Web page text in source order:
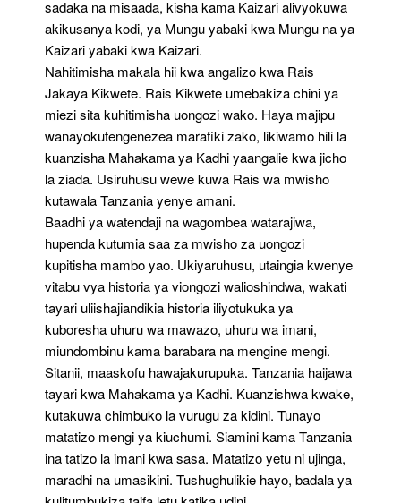
sadaka na misaada, kisha kama Kaizari alivyokuwa
akikusanya kodi, ya Mungu yabaki kwa Mungu na ya
Kaizari yabaki kwa Kaizari.
Nahitimisha makala hii kwa angalizo kwa Rais
Jakaya Kikwete. Rais Kikwete umebakiza chini ya
miezi sita kuhitimisha uongozi wako. Haya majipu
wanayokutengenezea marafiki zako, likiwamo hili la
kuanzisha Mahakama ya Kadhi yaangalie kwa jicho
la ziada. Usiruhusu wewe kuwa Rais wa mwisho
kutawala Tanzania yenye amani.
Baadhi ya watendaji na wagombea watarajiwa,
hupenda kutumia saa za mwisho za uongozi
kupitisha mambo yao. Ukiyaruhusu, utaingia kwenye
vitabu vya historia ya viongozi walioshindwa, wakati
tayari uliishajiandikia historia iliyotukuka ya
kuboresha uhuru wa mawazo, uhuru wa imani,
miundombinu kama barabara na mengine mengi.
Sitanii, maaskofu hawajakurupuka. Tanzania haijawa
tayari kwa Mahakama ya Kadhi. Kuanzishwa kwake,
kutakuwa chimbuko la vurugu za kidini. Tunayo
matatizo mengi ya kiuchumi. Siamini kama Tanzania
ina tatizo la imani kwa sasa. Matatizo yetu ni ujinga,
maradhi na umasikini. Tushughulikie hayo, badala ya